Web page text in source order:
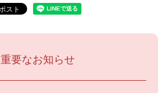
重要なお知らせ